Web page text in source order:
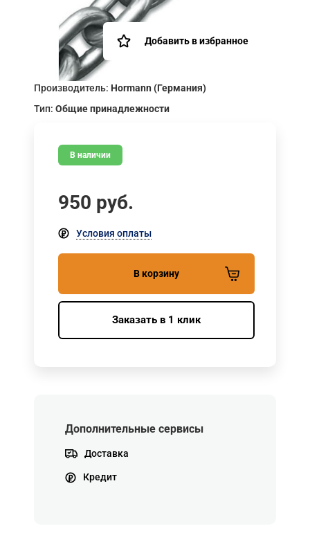
Добавить в избранное
Производитель: Hormann (Германия)
Тип: Общие принадлежности
В наличии
950 руб.
Условия оплаты
В корзину
Заказать в 1 клик
Дополнительные сервисы
Доставка
Кредит